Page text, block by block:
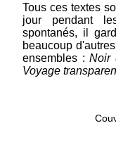
collection La
couverture
mort la mort la
maille à
cousues de fil
Tous ces textes
jour pendant
spontanés, il
beaucoup
ensembles :Noir
Voyage